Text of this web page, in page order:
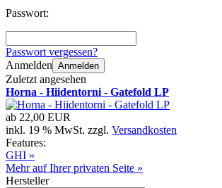
Passwort:
Passwort vergessen?
Anmelden Anmelden
Zuletzt angesehen
Horna - Hiidentorni - Gatefold LP
ab 22,00 EUR
inkl. 19 % MwSt. zzgl. Versandkosten
Features:
GHI »
Mehr auf Ihrer privaten Seite »
Hersteller